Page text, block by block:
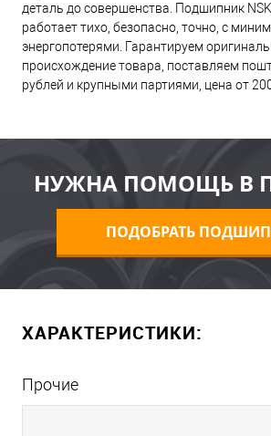
деталь до совершенства. Подшипник
работает тихо, безопасно, точно, с
энергопотерями. Гарантируем
происхождение товара, поставляем
рублей и крупными партиями, цена от
НУЖНА ПОМОЩЬ В
ПОДОБРАТЬ
ХАРАКТЕРИСТИКИ:
Прочие